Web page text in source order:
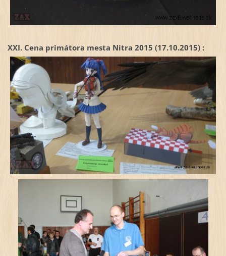
XXI. Cena primátora mesta Nitra 2015 (17.10.2015) :